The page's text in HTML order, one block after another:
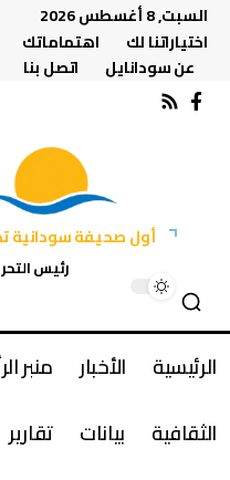
السبت, 8 أغسطس 2026
اختياراتنا لك
اهتماماتك
عن سودانايل
اتصل بنا
أول صحيفة سودانية
رئيس
الرئيسية الأخبار منبر
الثقافية
بيانات تقارير